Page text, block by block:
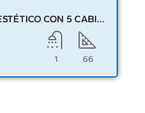
CENTRO MÉDICO ESTÉTICO CON 5 CABINAS A 220 METROS DE LA PLAYA EN BENIDORM – 05487
1 66